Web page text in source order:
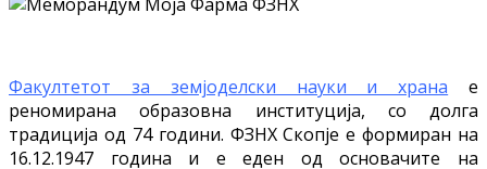
Факултетот за земјоделски науки и храна е
реномирана образовна институција, со долга
традиција од 74 години. ФЗНХ Скопје е формиран на
16.12.1947 година и е еден од основачите на